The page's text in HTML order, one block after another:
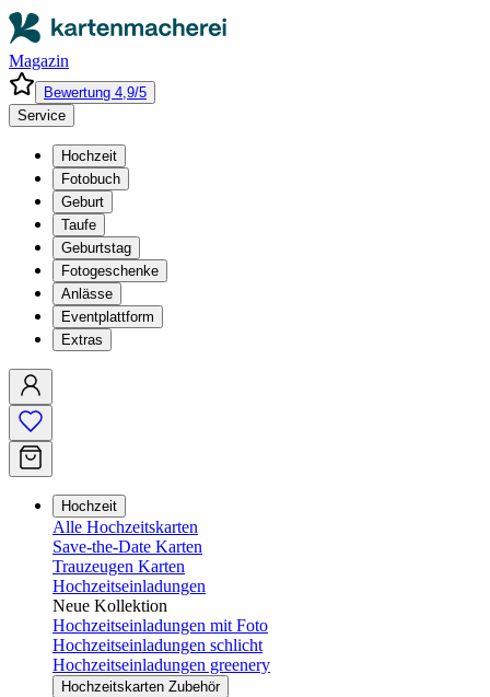
Magazin
Bewertung 4,9/5
Service
Hochzeit
Fotobuch
Geburt
Taufe
Geburtstag
Fotogeschenke
Anlässe
Eventplattform
Extras
Hochzeit
Alle Hochzeitskarten
Save-the-Date Karten
Trauzeugen Karten
Hochzeitseinladungen
Neue Kollektion
Hochzeitseinladungen mit Foto
Hochzeitseinladungen schlicht
Hochzeitseinladungen greenery
Hochzeitskarten Zubehör